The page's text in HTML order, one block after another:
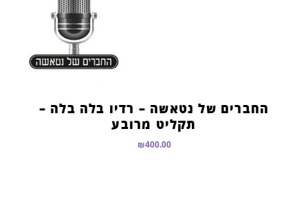
החברים של נטאשה – רדיו בלה בלה –
תקליט מרובע
₪400.00